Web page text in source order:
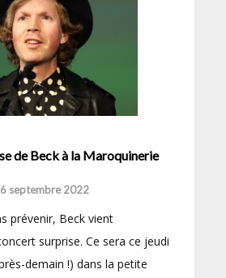
de Beck à la Maroquinerie
6 septembre 2022
prévenir, Beck vient
surprise. Ce sera ce jeudi
demain !) dans la petite